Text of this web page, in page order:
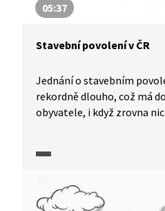
05:37
Stavební povolení v ČR
Jednání o stavebním
rekordně dlouho, což má
obyvatele, i když zrovna
domku.